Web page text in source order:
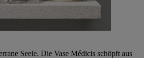
Seele. Die Vase Médicis schöpft aus